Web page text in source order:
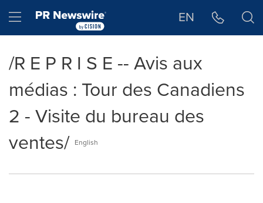
Hamburger menu EN
/R E P R I S E -- Avis aux
médias : Tour des Canadiens
2 - Visite du bureau des
ventes/ English